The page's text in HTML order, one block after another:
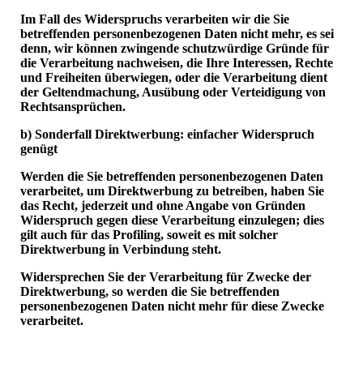
Im Fall des Widerspruchs verarbeiten wir die Sie
betreffenden personenbezogenen Daten nicht mehr, es sei
denn, wir können zwingende schutzwürdige Gründe für
die Verarbeitung nachweisen, die Ihre Interessen, Rechte
und Freiheiten überwiegen, oder die Verarbeitung dient
der Geltendmachung, Ausübung oder Verteidigung von
Rechtsansprüchen.
b) Sonderfall Direktwerbung: einfacher Widerspruch
genügt
Werden die Sie betreffenden personenbezogenen Daten
verarbeitet, um Direktwerbung zu betreiben, haben Sie
das Recht, jederzeit und ohne Angabe von Gründen
Widerspruch gegen diese Verarbeitung einzulegen; dies
gilt auch für das Profiling, soweit es mit solcher
Direktwerbung in Verbindung steht.
Widersprechen Sie der Verarbeitung für Zwecke der
Direktwerbung, so werden die Sie betreffenden
personenbezogenen Daten nicht mehr für diese Zwecke
verarbeitet.